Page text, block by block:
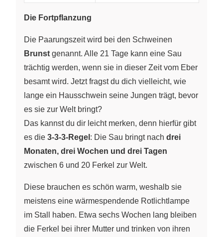
Die Fortpflanzung
Die Paarungszeit wird bei den Schweinen
Brunst genannt. Alle 21 Tage kann eine Sau
trächtig werden, wenn sie in dieser Zeit vom Eber
besamt wird. Jetzt fragst du dich vielleicht, wie
lange ein Hausschwein seine Jungen trägt, bevor
es sie zur Welt bringt?
Das kannst du dir leicht merken, denn hierfür gibt
es die 3-3-3-Regel : Die Sau bringt nach drei
Monaten, drei Wochen und drei Tagen
zwischen 6 und 20 Ferkel zur Welt.
Diese brauchen es schön warm, weshalb sie
meistens eine wärmespendende Rotlichtlampe
im Stall haben. Etwa sechs Wochen lang bleiben
die Ferkel bei ihrer Mutter und trinken von ihren